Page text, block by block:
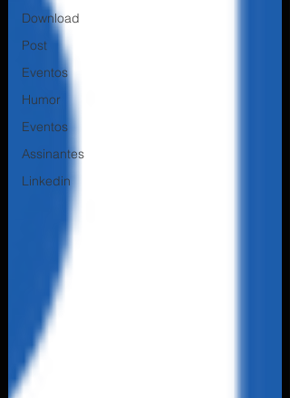
Download
Post
Eventos
Humor
Eventos
Assinantes
Linkedin